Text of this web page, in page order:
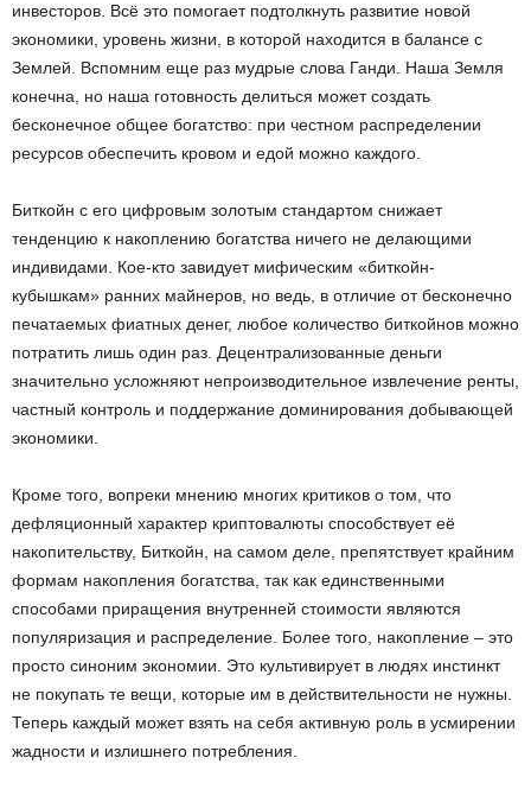
инвесторов. Всё это помогает подтолкнуть развитие новой
экономики, уровень жизни, в которой находится в балансе с
Землей. Вспомним еще раз мудрые слова Ганди. Наша Земля
конечна, но наша готовность делиться может создать
бесконечное общее богатство: при честном распределении
ресурсов обеспечить кровом и едой можно каждого.
Биткойн с его цифровым золотым стандартом снижает
тенденцию к накоплению богатства ничего не делающими
индивидами. Кое-кто завидует мифическим «биткойн-
кубышкам» ранних майнеров, но ведь, в отличие от бесконечно
печатаемых фиатных денег, любое количество биткойнов можно
потратить лишь один раз. Децентрализованные деньги
значительно усложняют непроизводительное извлечение ренты,
частный контроль и поддержание доминирования добывающей
экономики.
Кроме того, вопреки мнению многих критиков о том, что
дефляционный характер криптовалюты способствует её
накопительству, Биткойн, на самом деле, препятствует крайним
формам накопления богатства, так как единственными
способами приращения внутренней стоимости являются
популяризация и распределение. Более того, накопление – это
просто синоним экономии. Это культивирует в людях инстинкт
не покупать те вещи, которые им в действительности не нужны.
Теперь каждый может взять на себя активную роль в усмирении
жадности и излишнего потребления.